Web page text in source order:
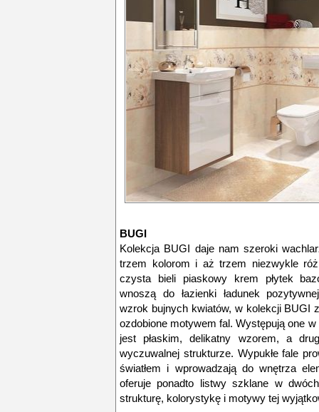
BUGI
Kolekcja BUGI daje nam szeroki
trzem kolorom i aż trzem niezwykle
czysta bieli piaskowy krem płytek
wnoszą do łazienki ładunek
wzrok bujnych kwiatów, w kolekcji BUGI
ozdobione motywem fal. Występują one
jest płaskim, delikatny wzorem, a
wyczuwalnej strukturze. Wypukłe fale
światłem i wprowadzają do wnętrza
oferuje ponadto listwy szklane w
strukturę, kolorystykę i motywy tej